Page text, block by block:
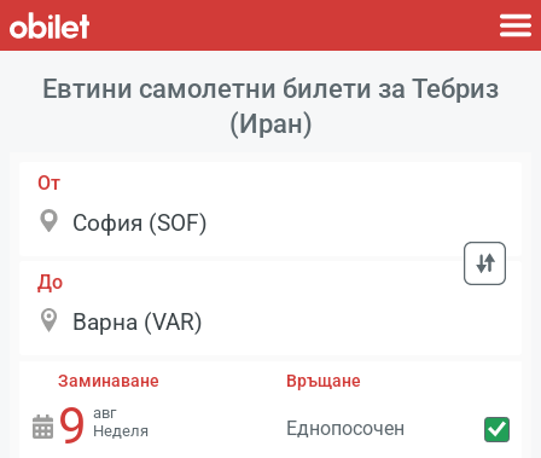
Евтини самолетни билети за Тебриз
(Иран)
От
До
Заминаване
9 авг
Неделя
Връщане
Еднопосочен